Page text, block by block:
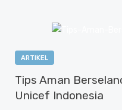
ARTIKEL
Tips Aman
Unicef Indonesia